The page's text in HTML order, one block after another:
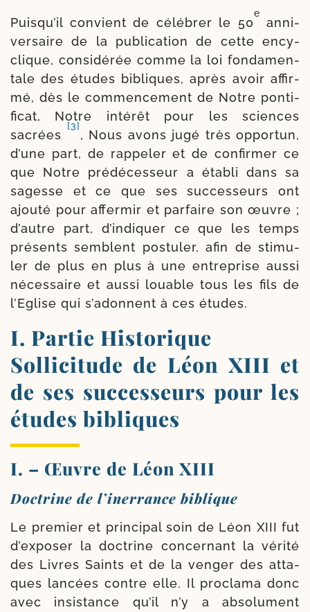
Puisqu’il convient de célé­brer le 50
e
anni­
ver­saire de la publi­cation de cette ency­
clique, consi­dé­rée comme la loi fon­da­men­
tale des études bibliques, après avoir affir­
mé, dès le com­men­ce­ment de Notre pon­ti­
fi­cat, Notre inté­rêt pour les sciences
sacrées
[3]
, Nous avons jugé très oppor­tun,
d’une part, de rap­pe­ler et de confir­mer ce
que Notre pré­dé­ces­seur a éta­bli dans sa
sagesse et ce que ses suc­ces­seurs ont
ajou­té pour affer­mir et par­faire son œuvre ;
d’autre part, d’in­diquer ce que les temps
pré­sents semblent pos­tu­ler, afin de sti­mu­
ler de plus en plus à une entre­prise aus­si
néces­saire et aus­si louable tous les fils de
l’Eglise qui s’adonnent à ces études.
I. Partie Historique
Sollicitude de Léon XIII et
de ses successeurs pour les
études bibliques
I. – Œuvre de Léon XIII
Doctrine de l’inerrance biblique
Le pre­mier et prin­ci­pal soin de Léon XIII fut
d’exposer la doc­trine concer­nant la véri­té
des Livres Saints et de la ven­ger des atta­
ques lan­cées contre elle. Il pro­cla­ma donc
avec insis­tance qu’il n’y a abso­lu­ment